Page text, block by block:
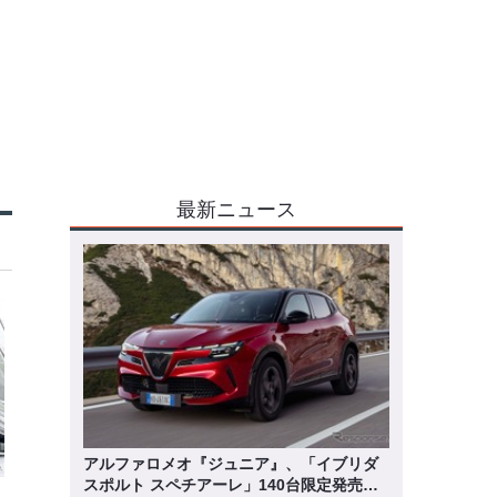
最新ニュース
アルファロメオ『ジュニア』、「イブリダ
スポルト スペチアーレ」140台限定発売…